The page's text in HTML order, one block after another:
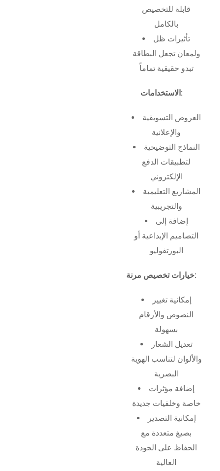
قابلة للتخصيص
بالكامل
تأثيرات ظل
ولمعان تجعل البطاقة
تبدو حقيقية تماماً
الاستخدامات:
العروض التسويقية
والإعلانية
النماذج التوضيحية
لتطبيقات الدفع
الإلكتروني
المشاريع التعليمية
والتجريبية
إضافة إلى
التصاميم الإبداعية أو
البورتفوليو
خيارات تخصيص مرنة:
إمكانية تغيير
النصوص والأرقام
بسهولة
تعديل الشعار
والألوان لتناسب الهوية
البصرية
إضافة مؤثرات
خاصة وخلفيات جديدة
إمكانية التصدير
بصيغ متعددة مع
الحفاظ على الجودة
العالية